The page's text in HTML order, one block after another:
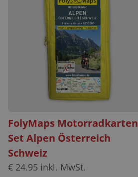
FolyMaps Motorradkarten
Set Alpen Österreich
Schweiz
€ 24.95 inkl. MwSt.